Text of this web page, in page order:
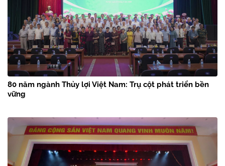
80 năm ngành Thủy lợi Việt Nam: Trụ cột phát triển bền
vững